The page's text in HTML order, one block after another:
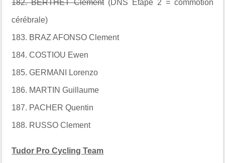
182. BERTHET Clement(DNS Étape 2 = commotion
cérébrale)
183. BRAZ AFONSO Clement
184. COSTIOU Ewen
185. GERMANI Lorenzo
186. MARTIN Guillaume
187. PACHER Quentin
188. RUSSO Clement
Tudor Pro Cycling Team